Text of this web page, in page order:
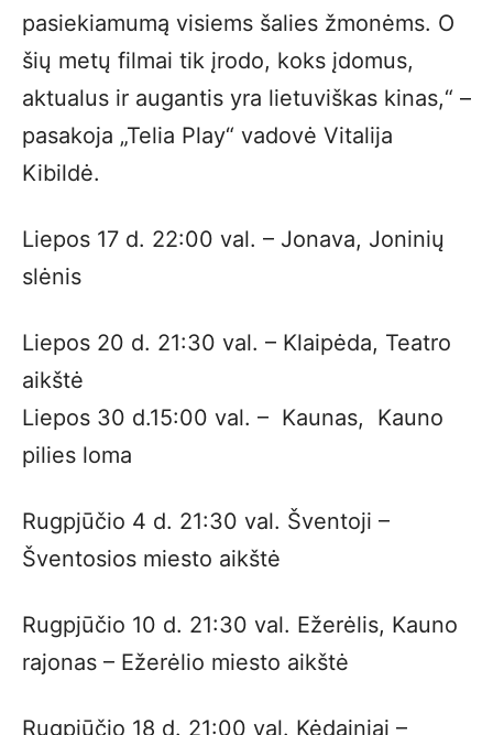
pasiekiamumą visiems šalies žmonėms. O
šių metų filmai tik įrodo, koks įdomus,
aktualus ir augantis yra lietuviškas kinas,“ –
pasakoja „Telia Play“ vadovė Vitalija
Kibildė.
Liepos 17 d. 22:00 val. – Jonava, Joninių
slėnis
Liepos 20 d. 21:30 val. – Klaipėda, Teatro
aikštė
Liepos 30 d.15:00 val. – Kaunas, Kauno
pilies loma
Rugpjūčio 4 d. 21:30 val. Šventoji –
Šventosios miesto aikštė
Rugpjūčio 10 d. 21:30 val. Ežerėlis, Kauno
rajonas – Ežerėlio miesto aikštė
Rugpjūčio 18 d. 21:00 val. Kėdainiai –